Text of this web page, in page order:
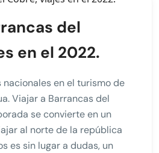
del
en el 2022.
nacionales en el turismo de
Viajar a Barrancas del
se convierte en un
al norte de la república
es sin lugar a dudas, un